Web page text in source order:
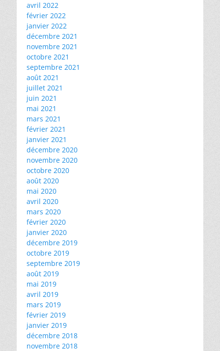
avril 2022
février 2022
janvier 2022
décembre 2021
novembre 2021
octobre 2021
septembre 2021
août 2021
juillet 2021
juin 2021
mai 2021
mars 2021
février 2021
janvier 2021
décembre 2020
novembre 2020
octobre 2020
août 2020
mai 2020
avril 2020
mars 2020
février 2020
janvier 2020
décembre 2019
octobre 2019
septembre 2019
août 2019
mai 2019
avril 2019
mars 2019
février 2019
janvier 2019
décembre 2018
novembre 2018